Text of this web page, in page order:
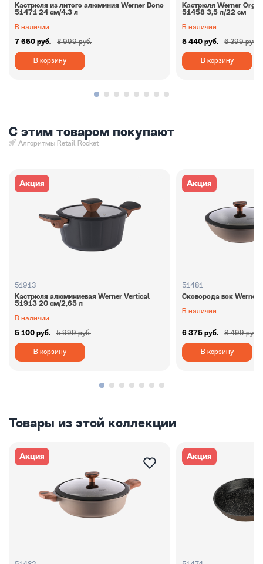
Кастрюля из литого алюминия Werner Dono
51471 24 см/4.3 л
В наличии
7 650 руб. 8 999 руб.
В корзину
Кастрюля Werner
51458 3,5 л/22 см
В наличии
5 440 руб. 6 399 руб.
В корзину
С этим товаром покупают
Алгоритмы Retail Rocket
Акция
51913
Кастрюля алюминиевая Werner Vertiсal
51913 20 см/2,65 л
В наличии
5 100 руб. 5 999 руб.
В корзину
Акция
51481
Сковорода вок Werner
В наличии
6 375 руб. 8 499 руб.
В корзину
Товары из этой коллекции
Акция Акция